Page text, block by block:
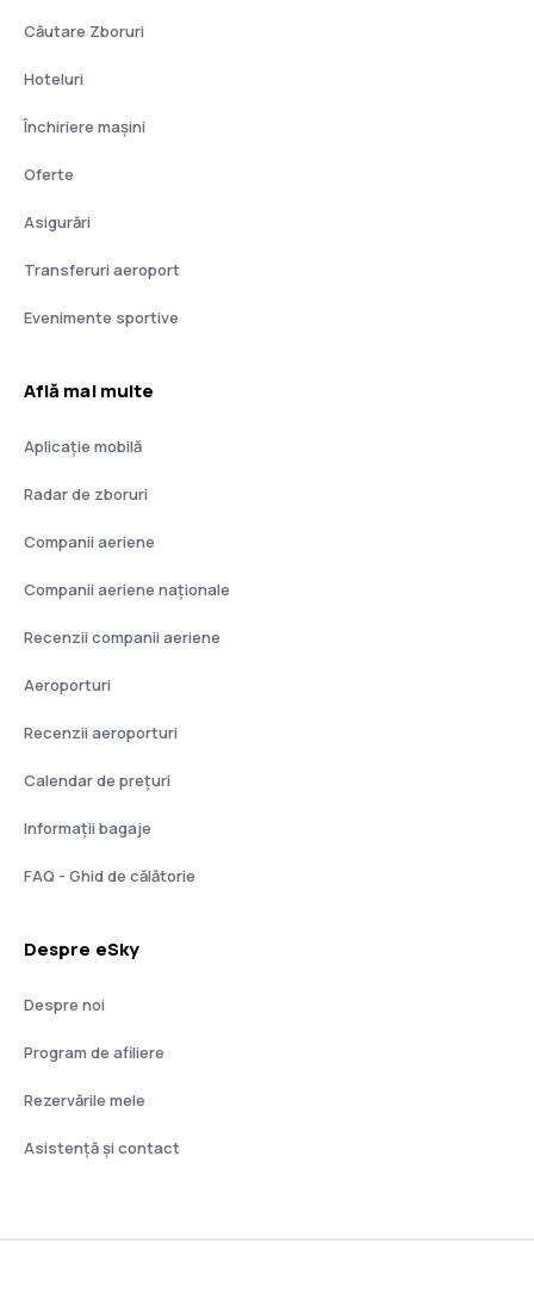
Căutare Zboruri
Hoteluri
Închiriere mașini
Oferte
Asigurări
Transferuri aeroport
Evenimente sportive
Află mai multe
Aplicație mobilă
Radar de zboruri
Companii aeriene
Companii aeriene naţionale
Recenzii companii aeriene
Aeroporturi
Recenzii aeroporturi
Calendar de prețuri
Informații bagaje
FAQ - Ghid de călătorie
Despre eSky
Despre noi
Program de afiliere
Rezervările mele
Asistenţă şi contact